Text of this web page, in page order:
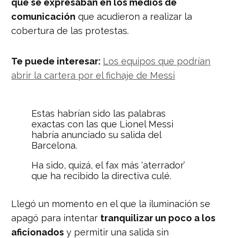
comunicación que acudieron a realizar la
cobertura de las protestas.
Te puede interesar: Los equipos que podrían
abrir la cartera por el fichaje de Messi
Estas habrían sido las palabras
exactas con las que Lionel Messi
habría anunciado su salida del
Barcelona.
Ha sido, quizá, el fax más ‘aterrador’
que ha recibido la directiva culé.
— Nación Deportes
(@naciondeportes_)August 25, 2020
Llegó un momento en el que la iluminación se
apagó para intentar tranquilizar un poco a los
aficionados y permitir una salida sin